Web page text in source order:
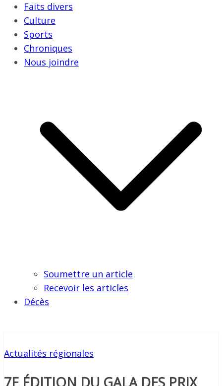
Faits divers
Culture
Sports
Chroniques
Nous joindre
Soumettre un article
Recevoir les articles
Décès
Actualités régionales
7E ÉDITION DU GALA DES PRIX